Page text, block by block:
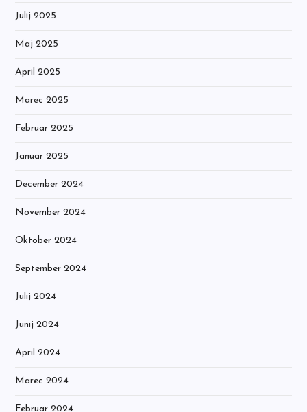
Julij 2025
Maj 2025
April 2025
Marec 2025
Februar 2025
Januar 2025
December 2024
November 2024
Oktober 2024
September 2024
Julij 2024
Junij 2024
April 2024
Marec 2024
Februar 2024